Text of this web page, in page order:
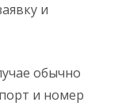
и
обычно
и номер